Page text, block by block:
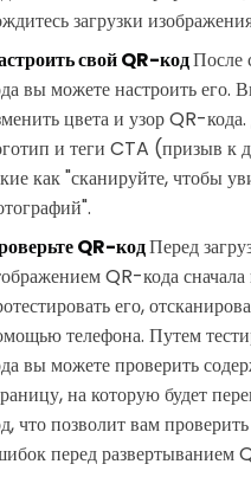
загрузки
свой QR-кодПосле
вы можете настроить его.
цвета и узор QR-
и теги CTA (призыв к
как "сканируйте, чтобы
QR-кодПеред
QR-кода
его,
телефона. Путем
вы можете проверить
на которую будет
что позволит вам
перед развертыванием